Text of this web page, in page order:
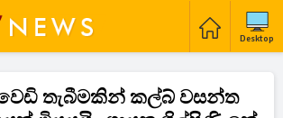
Desktop
තැබීමකින් කල්බ් වසන්ත